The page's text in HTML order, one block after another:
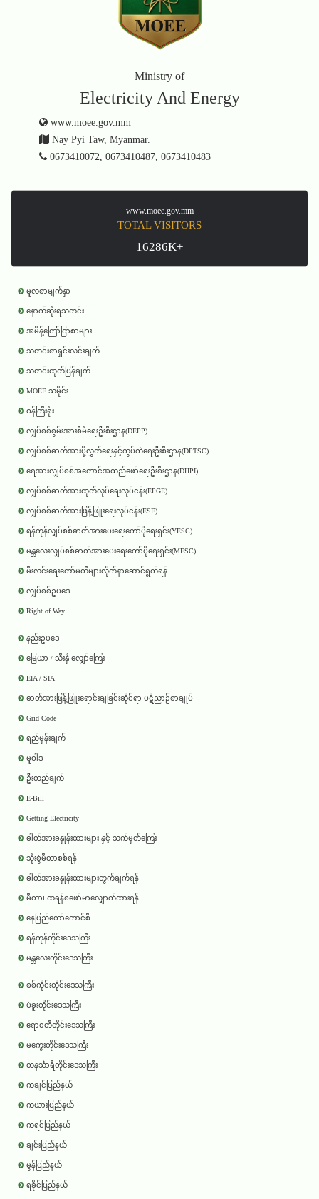
Ministry of
Electricity And Energy
www.moee.gov.mm
Nay Pyi Taw, Myanmar.
0673410072, 0673410487, 0673410483
www.moee.gov.mm
TOTAL VISITORS
16286K+
မူလစာမျက်နှာ
နောက်ဆုံးရသတင်း
အမိန့်ကြော်ငြာစာများ
သတင်းစာရှင်းလင်းချက်
သတင်းထုတ်ပြန်ချက်
MOEE သမိုင်း
ဝန်ကြီးရုံး
လျှပ်စစ်စွမ်းအားစီမံရေးဦးစီးဌာန(DEPP)
လျှပ်စစ်ဓာတ်အားပို့လွှတ်ရေးနှင့်ကွပ်ကဲရေးဦးစီးဌာန(DPTSC)
ရေအားလျှပ်စစ်အကောင်အထည်ဖော်ရေးဦးစီးဌာန(DHPI)
လျှပ်စစ်ဓာတ်အားထုတ်လုပ်ရေးလုပ်ငန်း(EPGE)
လျှပ်စစ်ဓာတ်အားဖြန့်ဖြူးရေးလုပ်ငန်း(ESE)
ရန်ကုန်လျှပ်စစ်ဓာတ်အားပေးရေးကော်ပိုရေးရှင်း(YESC)
မန္တလေးလျှပ်စစ်ဓာတ်အားပေးရေးကော်ပိုရေးရှင်း(MESC)
မီးလင်းရေးကော်မတီများလိုက်နာဆောင်ရွက်ရန်
လျှပ်စစ်ဥပဒေ
Right of Way
နည်းဥပဒေ
မြေယာ / သီးနှံ လျှော်ကြေး
EIA / SIA
ဓာတ်အားဖြန့်ဖြူးရောင်းချခြင်းဆိုင်ရာ ပဋိညာဉ်စာချုပ်
Grid Code
ရည်မှန်းချက်
မူဝါဒ
ဦးတည်ချက်
E-Bill
Getting Electricity
ဓါတ်အားခနှုန်းထားများ နှင့် သက်မှတ်ကြေး
သုံးစွဲမီတာစစ်ရန်
ဓါတ်အားခနှုန်းထားများတွက်ချက်ရန်
မီတာ၊ ထရန်စဖော်မာလျှောက်ထားရန်
နေပြည်တော်ကောင်စီ
ရန်ကုန်တိုင်းဒေသကြီး
မန္တလေးတိုင်းဒေသကြီး
စစ်ကိုင်းတိုင်းဒေသကြီး
ပဲခူးတိုင်းဒေသကြီး
ဧရာ၀တီတိုင်းဒေသကြီး
မကွေးတိုင်းဒေသကြီး
တနင်္သာရီတိုင်းဒေသကြီး
ကချင်ပြည်နယ်
ကယားပြည်နယ်
ကရင်ပြည်နယ်
ချင်းပြည်နယ်
မွန်ပြည်နယ်
ရခိုင်ပြည်နယ်